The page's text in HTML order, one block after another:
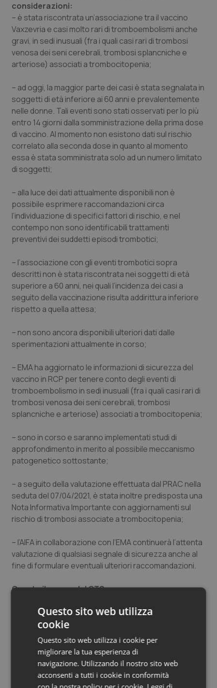
Umbria
Valle D’Aosta
Veneto
Oftalmologia
Oncodermatologia
Oncoematologia
Oncologia & Nutrizione
Psoriasi & pelle
Quotidiano Cardiologia
Quotidiano Chirurgia
Quotidiano Oncologia
Quotidiano Pediatria
Rene & patologie urogenitali
Salute orale & impianti
Sangue & coagulazione
Tiroide
Tumore al seno
Tumore ovarico
Tumori del Polmone & Testa Collo
Tumori gastrointestinali
Ulcera & Reflusso
Vaccini
considerazioni:
– è stata riscontrata un’associazione tra il vaccino
Vaxzevria e casi molto rari di tromboembolismi anche
gravi, in sedi inusuali (fra i quali casi rari di trombosi
venosa dei seni cerebrali, trombosi splancniche e
arteriose) associati a trombocitopenia;
– ad oggi, la maggior parte dei casi è stata segnalata in
soggetti di età inferiore ai 60 anni e prevalentemente
nelle donne. Tali eventi sono stati osservati per lo più
entro 14 giorni dalla somministrazione della prima dose
di vaccino. Al momento non esistono dati sul rischio
correlato alla seconda dose in quanto al momento
essa è stata somministrata solo ad un numero limitato
di soggetti;
– alla luce dei dati attualmente disponibili non è
possibile esprimere raccomandazioni circa
l’individuazione di specifici fattori di rischio, e nel
contempo non sono identificabili trattamenti
preventivi dei suddetti episodi trombotici;
– l’associazione con gli eventi trombotici sopra
descritti non è stata riscontrata nei soggetti di età
superiore a 60 anni, nei quali l’incidenza dei casi a
seguito della vaccinazione risulta addirittura inferiore
rispetto a quella attesa;
– non sono ancora disponibili ulteriori dati dalle
sperimentazioni attualmente in corso;
– EMA ha aggiornato le informazioni di sicurezza del
vaccino in RCP per tenere conto degli eventi di
tromboembolismo in sedi inusuali (fra i quali casi rari di
trombosi venosa dei seni cerebrali, trombosi
splancniche e arteriose) associati a trombocitopenia;
– sono in corso e saranno implementati studi di
approfondimento in merito al possibile meccanismo
patogenetico sottostante;
– a seguito della valutazione effettuata dal PRAC nella
seduta del 07/04/2021, è stata inoltre predisposta una
Nota Informativa Importante con aggiornamenti sul
rischio di trombosi associate a trombocitopenia;
– l’AIFA in collaborazione con l’EMA continuerà l’attenta
valutazione di qualsiasi segnale di sicurezza anche al
fine di formulare eventuali ulteriori raccomandazioni.
Questo il parere del CTS
l’estrema rarità degli eventi sopra descritti, il bilancio
beneficio/rischio del vaccino Vaxzevria si conferma
complessivamente positivo, in quanto il vaccino è
sicuramente efficace nel ridurre il rischio di malattia
grave, ospedalizzazione e morte connesso al COVID-
Questo sito web utilizza
cookie
Questo sito web utilizza i cookie per
migliorare la tua esperienza di
navigazione. Utilizzando il nostro sito web
acconsenti a tutti i cookie in conformità